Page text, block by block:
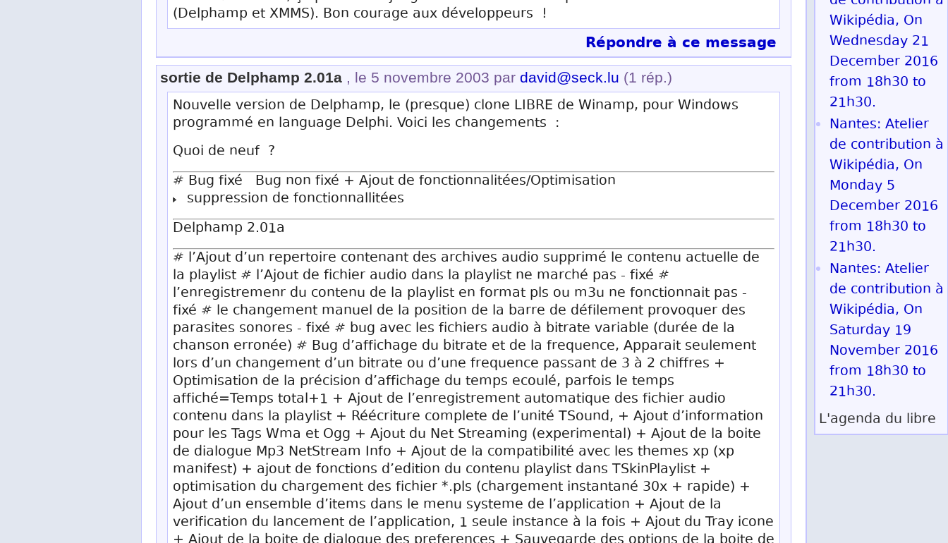
(Delphamp et XMMS). Bon courage aux développeurs !
Répondre à ce message
sortie de Delphamp 2.01a , le 5 novembre 2003 par david@seck.lu (1 rép.)
Nouvelle version de Delphamp, le (presque) clone LIBRE de Winamp, pour Windows
programmé en language Delphi. Voici les changements :
Quoi de neuf ?
# Bug fixé Bug non fixé + Ajout de fonctionnalitées/Optimisation
suppression de fonctionnallitées
Delphamp 2.01a
# l’Ajout d’un repertoire contenant des archives audio supprimé le contenu actuelle de
la playlist # l’Ajout de fichier audio dans la playlist ne marché pas - fixé #
l’enregistremenr du contenu de la playlist en format pls ou m3u ne fonctionnait pas -
fixé # le changement manuel de la position de la barre de défilement provoquer des
parasites sonores - fixé # bug avec les fichiers audio à bitrate variable (durée de la
chanson erronée) # Bug d’affichage du bitrate et de la frequence, Apparait seulement
lors d’un changement d’un bitrate ou d’une frequence passant de 3 à 2 chiffres +
Optimisation de la précision d’affichage du temps ecoulé, parfois le temps
affiché=Temps total+1 + Ajout de l’enregistrement automatique des fichier audio
contenu dans la playlist + Réécriture complete de l’unité TSound, + Ajout d’information
pour les Tags Wma et Ogg + Ajout du Net Streaming (experimental) + Ajout de la boite
de dialogue Mp3 NetStream Info + Ajout de la compatibilité avec les themes xp (xp
manifest) + ajout de fonctions d’edition du contenu playlist dans TSkinPlaylist +
optimisation du chargement des fichier *.pls (chargement instantané 30x + rapide) +
Ajout d’un ensemble d’items dans le menu systeme de l’application + Ajout de la
verification du lancement de l’application, 1 seule instance à la fois + Ajout du Tray icone
Wikipédia, On
Wednesday 21
December 2016
from 18h30 to
21h30.
Nantes: Atelier
de contribution à
Wikipédia, On
Monday 5
December 2016
from 18h30 to
21h30.
Nantes: Atelier
de contribution à
Wikipédia, On
Saturday 19
November 2016
from 18h30 to
21h30.
L'agenda du libre